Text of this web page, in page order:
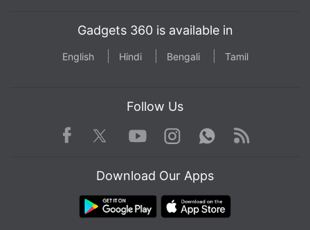
Gadgets 360 is available in
English Hindi Bengali Tamil
Follow Us
Facebook TwitterYoutube
Instagram WhatsApp
Rss
Download Our Apps